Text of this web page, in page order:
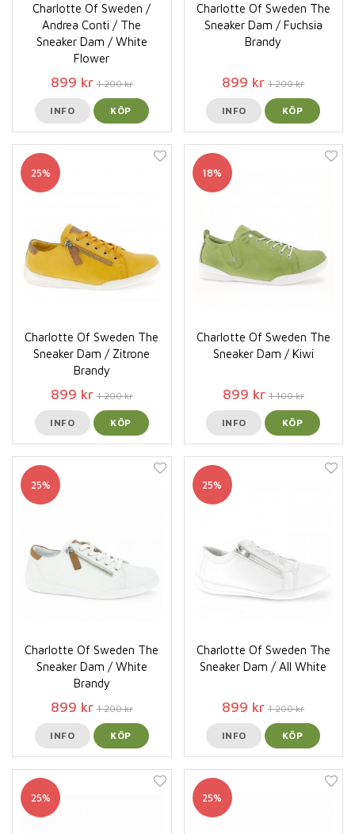
Charlotte Of Sweden /
Andrea Conti / The
Sneaker Dam / White
Flower
899 kr 1 200 kr
INFO KÖP
Charlotte Of Sweden The
Sneaker Dam / Fuchsia
Brandy
899 kr 1 200 kr
INFO KÖP
25%
Charlotte Of Sweden The
Sneaker Dam / Zitrone
Brandy
899 kr 1 200 kr
INFO KÖP
18%
Charlotte Of Sweden The
Sneaker Dam / Kiwi
899 kr 1 100 kr
INFO KÖP
25%
Charlotte Of Sweden The
Sneaker Dam / White
Brandy
899 kr 1 200 kr
INFO KÖP
25%
Charlotte Of Sweden The
Sneaker Dam / All White
899 kr 1 200 kr
INFO KÖP
25% 25%